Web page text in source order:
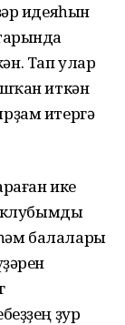
идеяһын
Тап улар
иткән
итергә
ике
клубымды
балалары
ҙур